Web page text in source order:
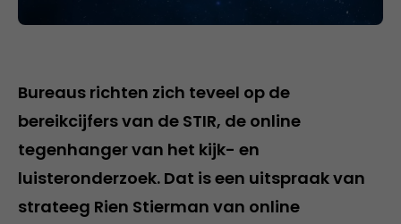
Bureaus richten zich teveel op de
bereikcijfers van de STIR, de online
tegenhanger van het kijk- en
luisteronderzoek. Dat is een uitspraak van
strateeg Rien Stierman van online